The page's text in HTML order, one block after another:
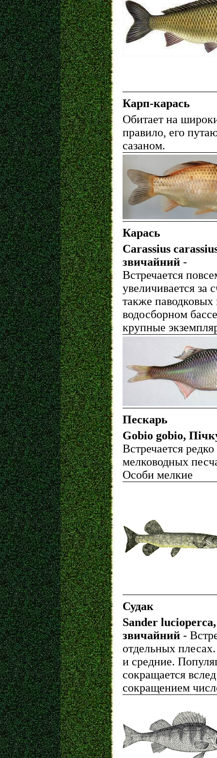
Карп-карась
Обитает на
правило, его
сазаном.
Карась
Carassius
звичайний -
Встречается
увеличивается за
также
водосборном
крупные
Пескарь
Gobio gobio,
Встречается
мелководных
Особи мелкие
Судак
Sander
звичайний -
отдельных
и средние.
сокращается
сокращением